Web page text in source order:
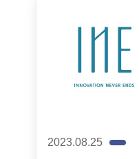
2023.08.25